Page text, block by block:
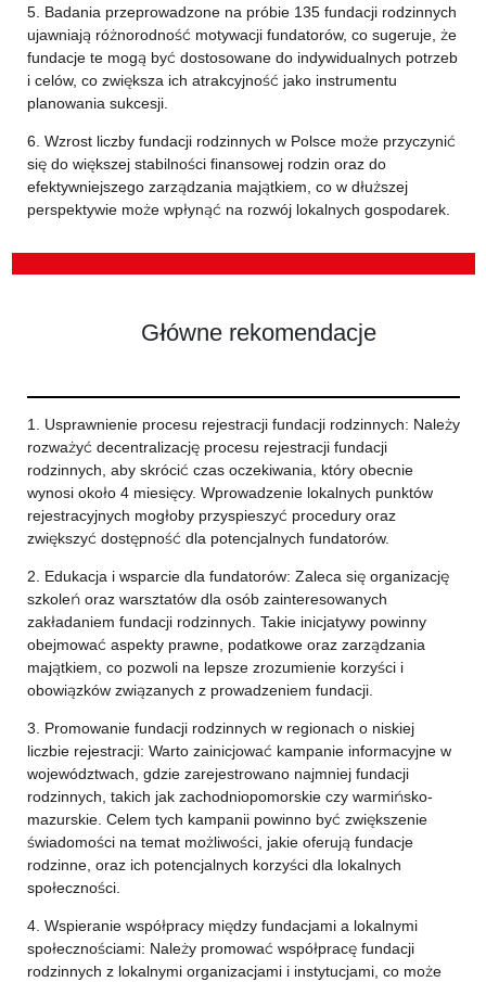
5. Badania przeprowadzone na próbie 135 fundacji rodzinnych
ujawniają różnorodność motywacji fundatorów, co sugeruje, że
fundacje te mogą być dostosowane do indywidualnych potrzeb
i celów, co zwiększa ich atrakcyjność jako instrumentu
planowania sukcesji.
6. Wzrost liczby fundacji rodzinnych w Polsce może przyczynić
się do większej stabilności finansowej rodzin oraz do
efektywniejszego zarządzania majątkiem, co w dłuższej
perspektywie może wpłynąć na rozwój lokalnych gospodarek.
Główne rekomendacje
1. Usprawnienie procesu rejestracji fundacji rodzinnych: Należy
rozważyć decentralizację procesu rejestracji fundacji
rodzinnych, aby skrócić czas oczekiwania, który obecnie
wynosi około 4 miesięcy. Wprowadzenie lokalnych punktów
rejestracyjnych mogłoby przyspieszyć procedury oraz
zwiększyć dostępność dla potencjalnych fundatorów.
2. Edukacja i wsparcie dla fundatorów: Zaleca się organizację
szkoleń oraz warsztatów dla osób zainteresowanych
zakładaniem fundacji rodzinnych. Takie inicjatywy powinny
obejmować aspekty prawne, podatkowe oraz zarządzania
majątkiem, co pozwoli na lepsze zrozumienie korzyści i
obowiązków związanych z prowadzeniem fundacji.
3. Promowanie fundacji rodzinnych w regionach o niskiej
liczbie rejestracji: Warto zainicjować kampanie informacyjne w
województwach, gdzie zarejestrowano najmniej fundacji
rodzinnych, takich jak zachodniopomorskie czy warmińsko-
mazurskie. Celem tych kampanii powinno być zwiększenie
świadomości na temat możliwości, jakie oferują fundacje
rodzinne, oraz ich potencjalnych korzyści dla lokalnych
społeczności.
4. Wspieranie współpracy między fundacjami a lokalnymi
społecznościami: Należy promować współpracę fundacji
rodzinnych z lokalnymi organizacjami i instytucjami, co może